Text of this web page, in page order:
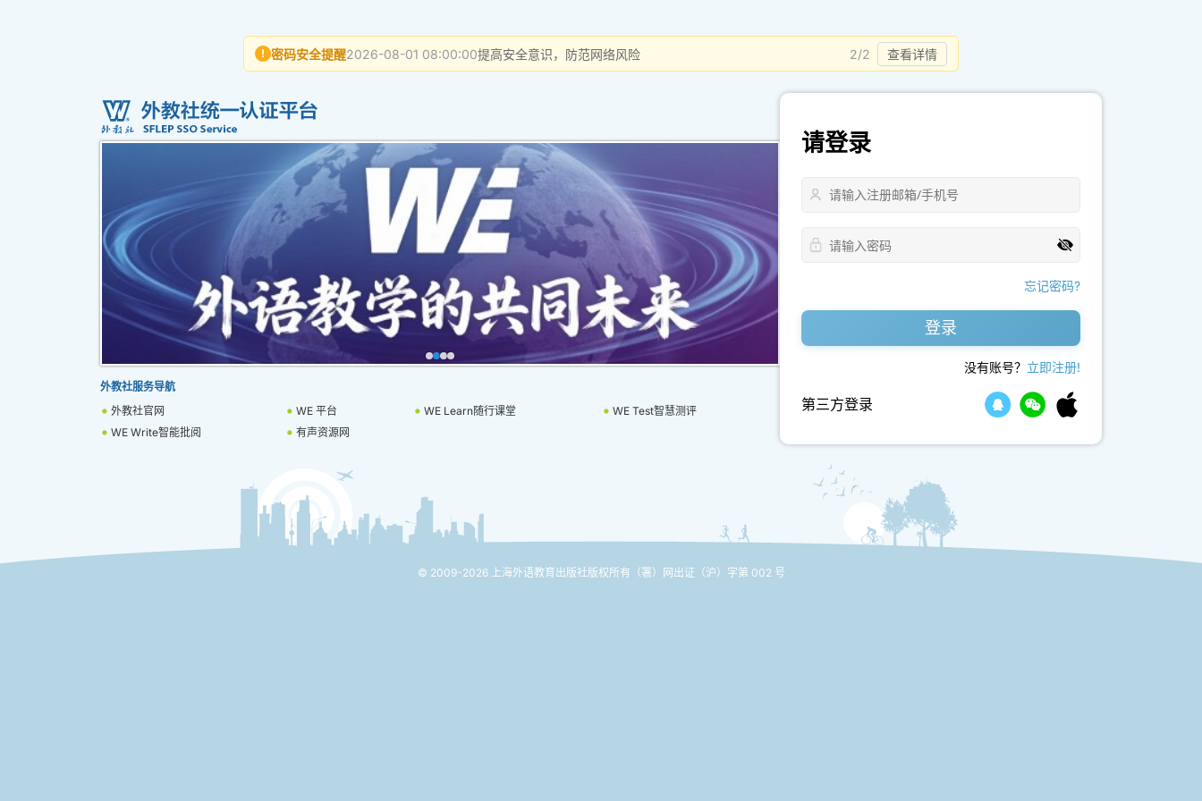
! 密码安全提醒2026-08-01 08:00:00提高安全意识，防范网络风险 2/2 查看详情
外教社服务导航
外教社官网
WE 平台 WE Learn随行课堂
WE Test智慧测评
WE Write智能批阅
有声资源网
请登录
忘记密码?
登录
没有账号？ 立即注册!
第三方登录
© 2009-2026 上海外语教育出版社版权所有 （署）网出证（沪）字第 002 号